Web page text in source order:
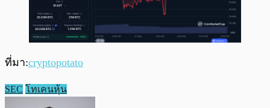
ที่มา:cryptopotato
SEC โทเคนหุ้น